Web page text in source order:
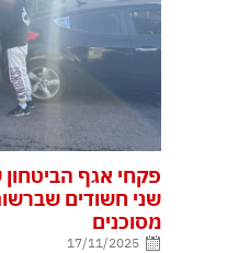
פקחי אגף
שני חשודים
מסוכנים
17/11/2025